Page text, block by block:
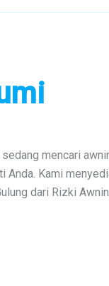
mencari
Kami
dari Rizki